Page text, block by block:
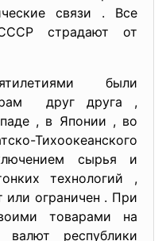
связи . Все
страдают от
были
друг друга ,
, в Японии , во
Тихоокеанского
сырья и
технологий ,
или ограничен . При
товарами на
валют республики